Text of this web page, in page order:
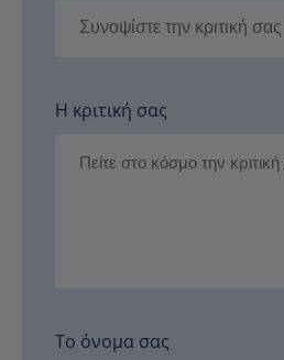
Η κριτική σας
Το όνομα σας